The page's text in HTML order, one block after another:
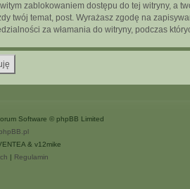
zablokowaniem dostępu do tej witryny, a
twój temat, post. Wyrażasz zgodę na
za włamania do witryny, podczas
Software © phpBB Limited
phpBB.pl
& v12mike
| Regulamin